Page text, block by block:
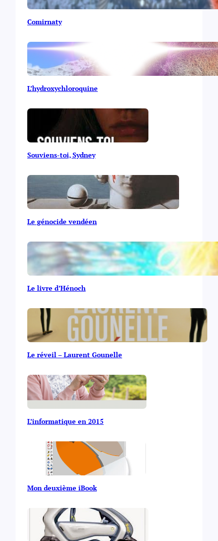
Comirnaty
L’hydroxychloroquine
Souviens-toi, Sydney
Le génocide vendéen
Le livre d’Hénoch
Le réveil – Laurent Gounelle
L’informatique en 2015
Mon deuxième iBook